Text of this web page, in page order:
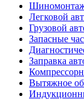
Легковой
Грузовой
Запасные
Заправка
Вытяжное